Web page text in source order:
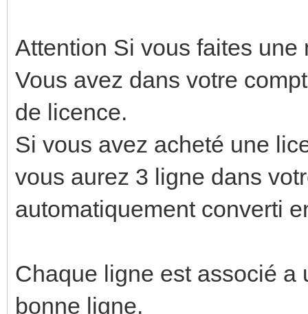
Attention Si vous faites
Vous avez dans votre
de licence.
Si vous avez acheté une
vous aurez 3 ligne dans
automatiquement converti
Chaque ligne est associé a
bonne ligne.